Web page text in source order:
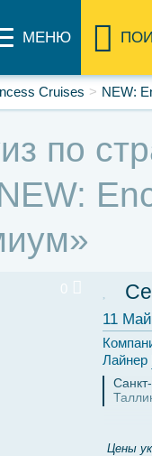
МЕНЮ
Cruises NEW:
по
11
0
Лайнер
Цены